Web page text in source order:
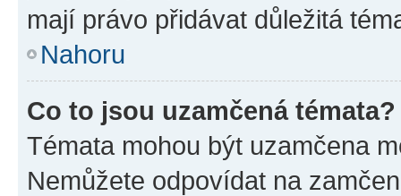
mají právo přidávat důležitá
Nahoru
Co to jsou uzamčená témata?
Témata mohou být uzamčena
Nemůžete odpovídat na